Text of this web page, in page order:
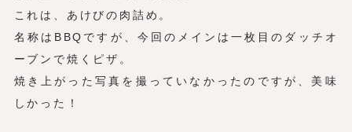
これは、あけびの肉詰め。
名称はBBQですが、今回のメインは一枚目のダッチオ
ーブンで焼くピザ。
焼き上がった写真を撮っていなかったのですが、美味
しかった！